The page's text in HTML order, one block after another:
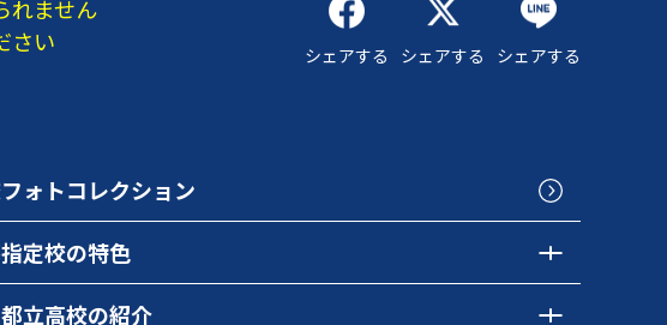
れません
さい
シェアする シェアする シェアする
ォトコレクション
定校の特色
立高校の紹介